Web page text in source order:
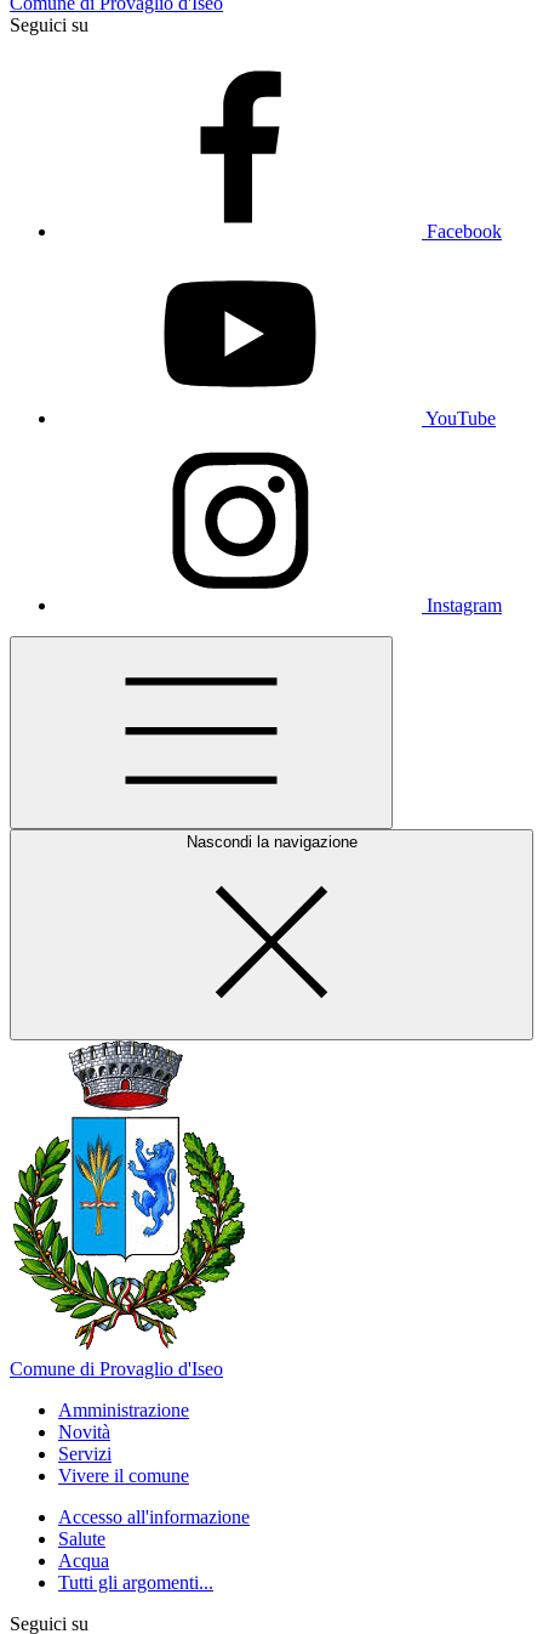
Seguici su
Facebook
YouTube
Instagram
Nascondi la navigazione
Comune di Provaglio d'Iseo
Amministrazione
Novità
Servizi
Vivere il comune
Accesso all'informazione
Salute
Acqua
Tutti gli argomenti...
Seguici su